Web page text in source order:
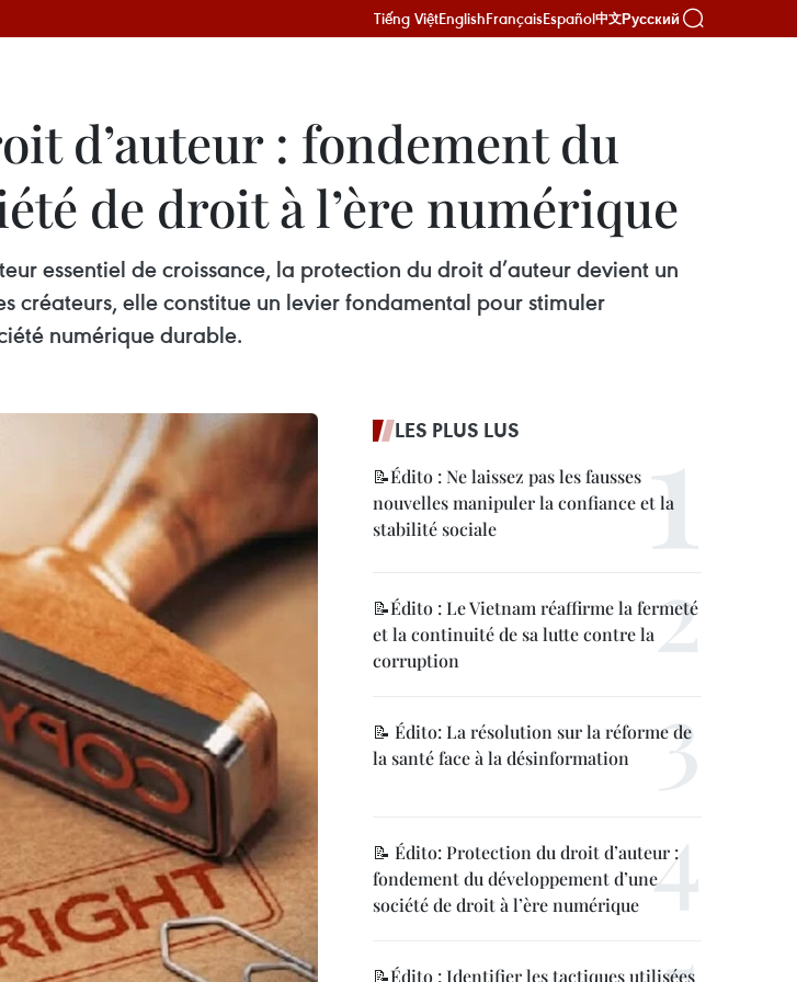
Tiếng ViệtEnglishFrançaisEspañol中文Русский
d’auteur : fondement du
de droit à l’ère numérique
essentiel de croissance, la protection du droit d’auteur devient un
créateurs, elle constitue un levier fondamental pour stimuler
numérique durable.
LES PLUS LUS
📝Édito : Ne laissez pas les fausses
nouvelles manipuler la confiance et la
stabilité sociale
📝Édito : Le Vietnam réaffirme la fermeté
et la continuité de sa lutte contre la
corruption
📝 Édito: La résolution sur la réforme de
la santé face à la désinformation
📝 Édito: Protection du droit d’auteur :
fondement du développement d’une
société de droit à l’ère numérique
📝Édito : Identifier les tactiques utilisées